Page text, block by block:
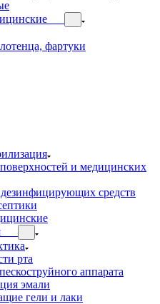
фартуки
и медицинских
средств
рта
аппарата
эмали
гели и лаки